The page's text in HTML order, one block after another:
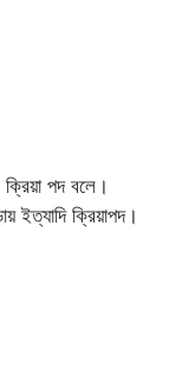
পদ বলে।
ইত্যাদি ক্রিয়াপদ।